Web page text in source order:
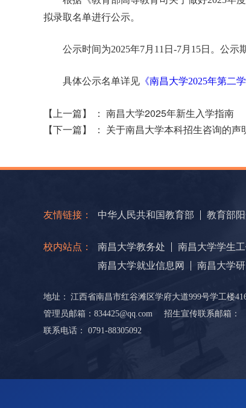
拟录取名单进行公示。
公示时间为2025年7月11日-7月15日。公示
具体公示名单详见 《南昌大学2025年第二
【上一篇】 ： 南昌大学2025年新生入学指南
【下一篇】
： 关于南昌大学本科招生咨询的声
友情链接： 中华人民共和国教育部 教育部
校内站点： 南昌大学教务处 南昌大学学生
南昌大学就业信息网
南昌大学
地址： 江西省南昌市红谷滩区学府大道999号学工楼
管理员邮箱：834425@qq.com
招生宣传联系邮箱：
联系电话： 0791-88305092